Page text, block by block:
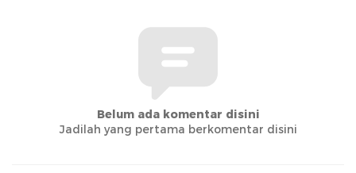
Belum ada komentar disini
Jadilah yang pertama berkomentar disini